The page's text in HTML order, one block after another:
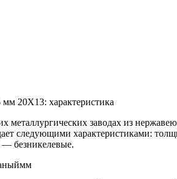
20Х13: характеристика
металлургических заводах из
следующими характеристиками:
— безникелевые.